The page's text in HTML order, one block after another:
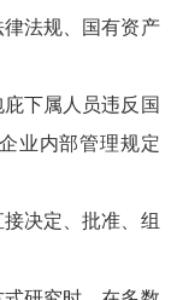
律法规、国有资产
下属人员违反国
业内部管理规定
决定、批准、组